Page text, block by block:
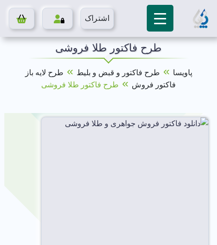
اشتراک
طرح فاکتور طلا فروشی
پاویسا » طرح فاکتور و قبض و بلیط » طرح لایه باز
فاکتور فروش » طرح فاکتور طلا فروشی